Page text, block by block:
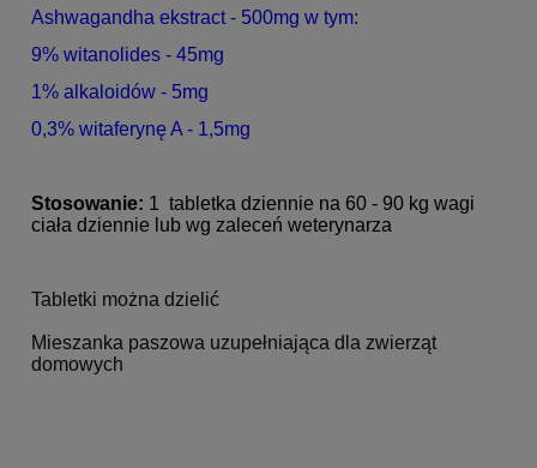
Ashwagandha ekstract - 500mg w tym:
9% witanolides - 45mg
1% alkaloidów - 5mg
0,3% witaferynę A - 1,5mg
Stosowanie: 1 tabletka dziennie na 60 - 90 kg wagi
ciała dziennie lub wg zaleceń weterynarza
Tabletki można dzielić
Mieszanka paszowa uzupełniająca dla zwierząt
domowych